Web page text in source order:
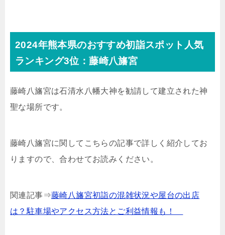
2024年熊本県のおすすめ初詣スポット人気
ランキング3位：藤崎八旛宮
藤崎八旛宮は石清水八幡大神を勧請して建立された神
聖な場所です。
藤崎八旛宮に関してこちらの記事で詳しく紹介してお
りますので、合わせてお読みください。
関連記事⇒藤崎八旛宮初詣の混雑状況や屋台の出店
は？駐車場やアクセス方法とご利益情報も！